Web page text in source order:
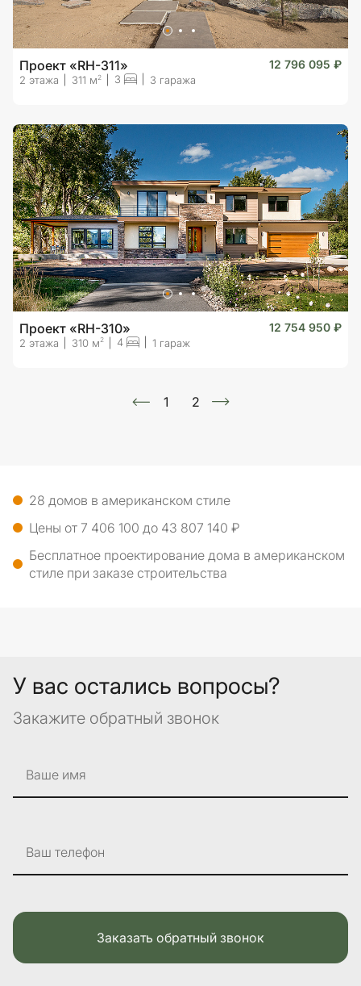
Проект «RH-311» 12 796 095 ₽
2 этажа 311 м 2 3 3 гаража
Проект «RH-310» 12 754 950 ₽
2 этажа 310 м2 4 1 гараж
1 2
28 домов в американском стиле
Цены от 7 406 100 до 43 807 140 ₽
Бесплатное проектирование дома в американском
стиле при заказе строительства
У вас остались вопросы?
Закажите обратный звонок
Ваше имя
Ваш телефон
Заказать обратный звонок